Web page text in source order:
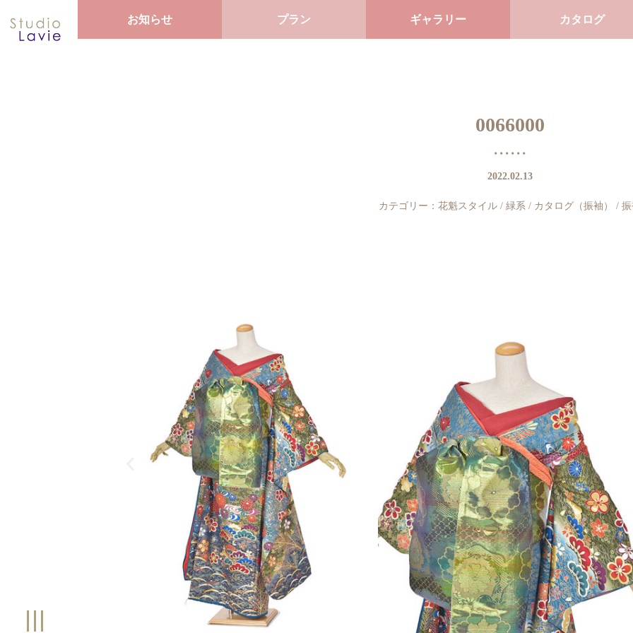
お知らせ プラン ギャラリー カタログ
0066000
2022.02.13
カテゴリー： 花魁スタイル / 緑系 / カタログ（振袖） / 振